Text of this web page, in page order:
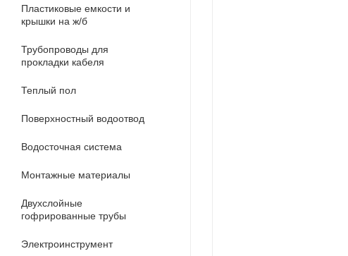
Пластиковые емкости и
крышки на ж/б
Трубопроводы для
прокладки кабеля
Теплый пол
Поверхностный водоотвод
Водосточная система
Монтажные материалы
Двухслойные
гофрированные трубы
Электроинструмент